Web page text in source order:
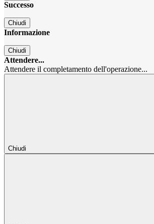
Successo
Chiudi
Informazione
Chiudi
Attendere...
Attendere il completamento dell'operazione...
Chiudi